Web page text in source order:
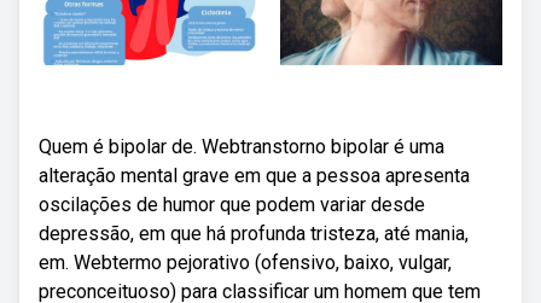
Quem é bipolar de. Webtranstorno bipolar é uma
alteração mental grave em que a pessoa apresenta
oscilações de humor que podem variar desde
depressão, em que há profunda tristeza, até mania,
em. Webtermo pejorativo (ofensivo, baixo, vulgar,
preconceituoso) para classificar um homem que tem